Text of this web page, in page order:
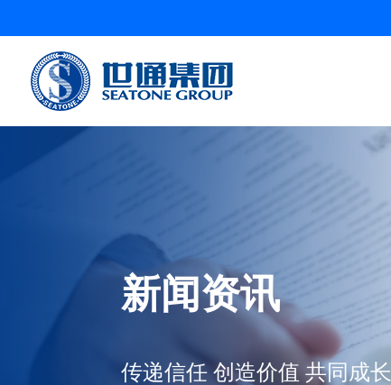
新闻资讯
传递信任 创造价值 共同成长